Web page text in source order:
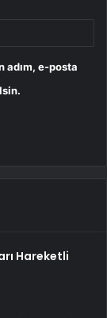
adım, e-posta
Hareketli